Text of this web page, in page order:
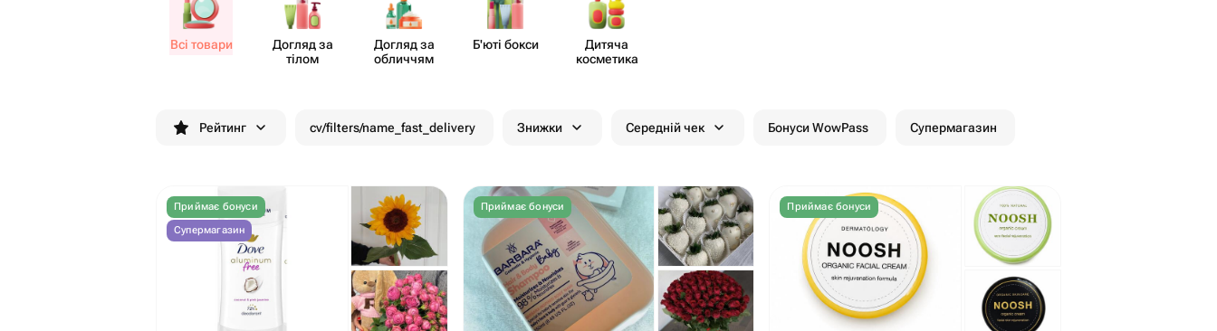
Всі товари
Догляд за
тілом
Догляд за
обличчям
Б'юті бокси
Дитяча
косметика
Рейтинг cv/filters/name_fast_delivery Знижки Середній чек Бонуси WowPass Супермагазин
Приймає бонуси
Супермагазин
Приймає бонуси Приймає бонуси